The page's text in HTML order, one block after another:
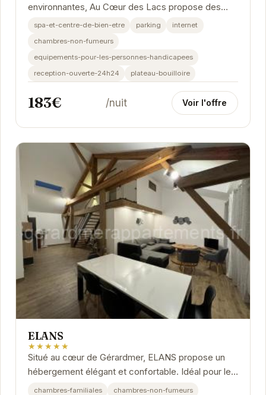
environnantes, Au Cœur des Lacs propose des
chambres décorées avec goût et dotées
spa-et-centre-de-bien-etre parking
internet
chambres-non-fumeurs
equipements-pour-les-personnes-handicapees
reception-ouverte-24h24
plateau-bouilloire
183€ /nuit Voir l'offre
ELANS
★★★★★
Situé au cœur de Gérardmer, ELANS propose un
hébergement élégant et confortable. Idéal pour les
familles et les voyageurs en quête de...
chambres-familiales chambres-non-fumeurs